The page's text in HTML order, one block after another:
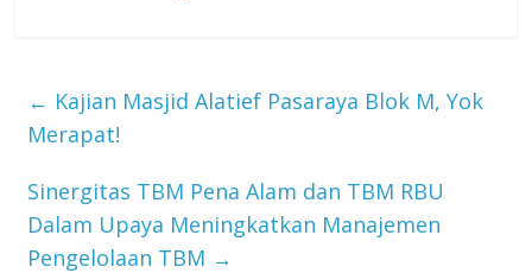
← Kajian Masjid Alatief Pasaraya Blok M, Yok
Merapat!
Sinergitas TBM Pena Alam dan TBM RBU
Dalam Upaya Meningkatkan Manajemen
Pengelolaan TBM →